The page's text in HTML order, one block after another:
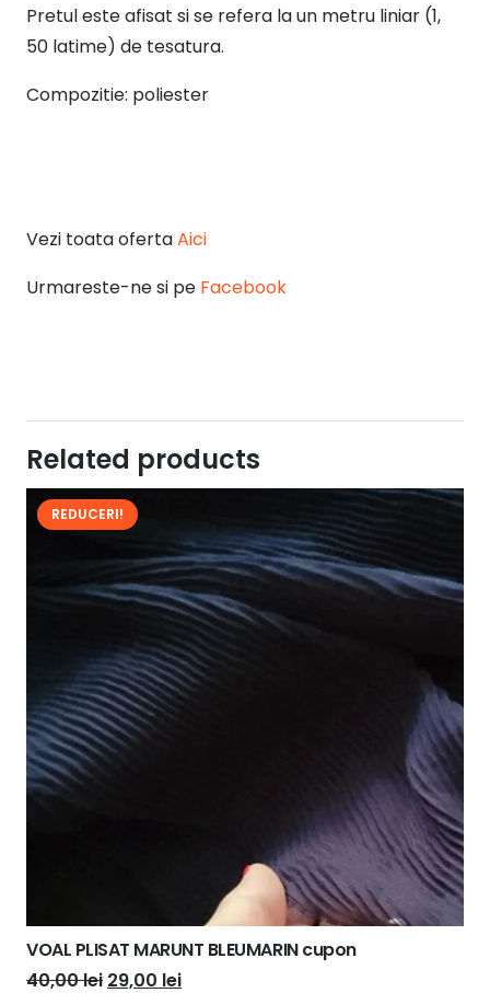
Pretul este afisat si se refera la un metru liniar (1,
50 latime) de tesatura.
Compozitie: poliester
Vezi toata ofertaAici
Urmareste-ne si pe Facebook
Related products
REDUCERI!
VOAL PLISAT MARUNT BLEUMARIN cupon
40,00lei Prețul
29,00 leiPrețul